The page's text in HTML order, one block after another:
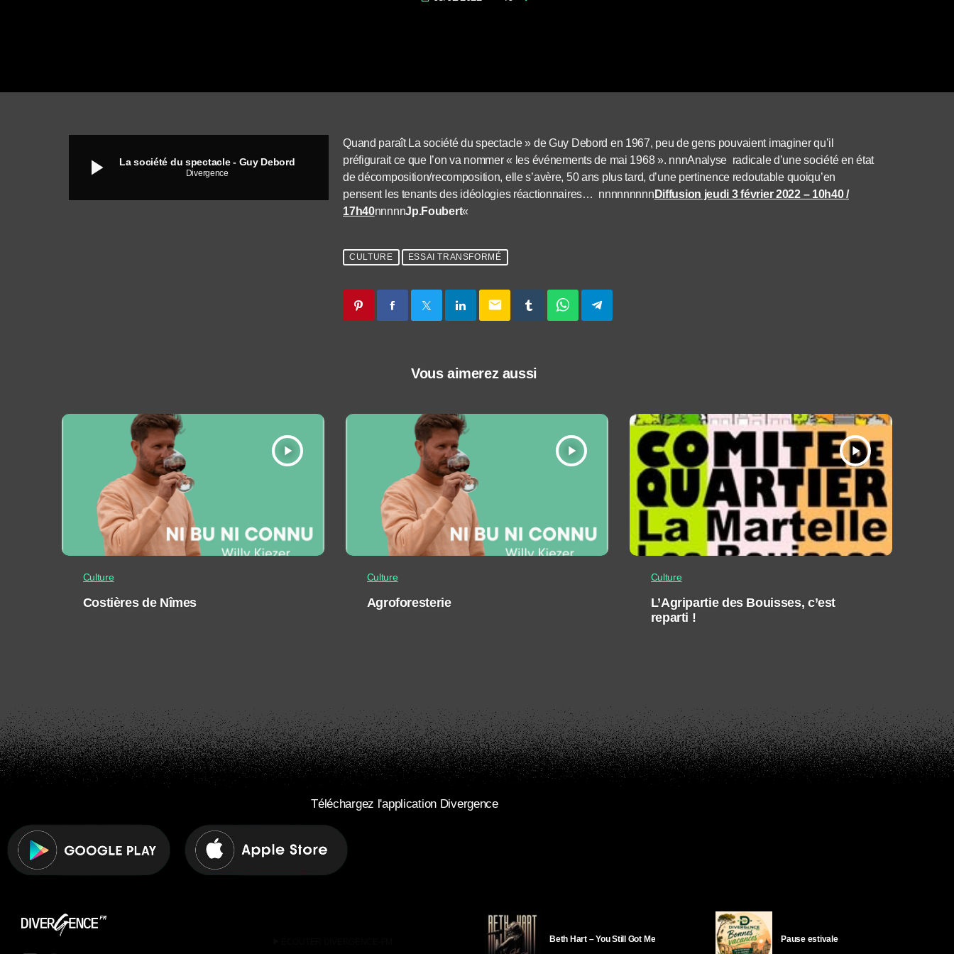
play_arrow La société du spectacle - Guy Debord
Divergence
Quand paraît La société du spectacle » de Guy Debord en 1967, peu de gens pouvaient imaginer qu’il
préfigurait ce que l’on va nommer « les événements de mai 1968 ». nnnAnalyse radicale d’une société en état
de décomposition/recomposition, elle s’avère, 50 ans plus tard, d’une pertinence redoutable quoiqu’en
pensent les tenants des idéologies réactionnaires… nnnnnnnnn Diffusion jeudi 3 février 2022 – 10h40 /
17h40nnnnnJp.Foubert«
CULTURE ESSAI TRANSFORMÉ
email
Vous aimerez aussi
play_arrow
Culture
Costières de Nîmes
play_arrow
Culture
Agroforesterie
play_arrow
Culture
L’Agripartie des Bouisses, c’est
reparti !
Téléchargez l'application Divergence
Beth Hart – You Still Got Me Pause estivale